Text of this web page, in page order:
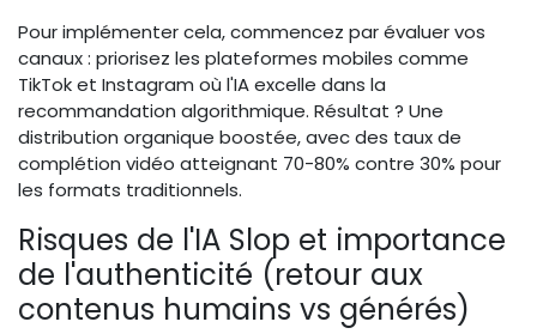
Pour implémenter cela, commencez par évaluer vos
canaux : priorisez les plateformes mobiles comme
TikTok et Instagram où l'IA excelle dans la
recommandation algorithmique. Résultat ? Une
distribution organique boostée, avec des taux de
complétion vidéo atteignant 70-80% contre 30% pour
les formats traditionnels.
Risques de l'IA Slop et importance
de l'authenticité (retour aux
contenus humains vs générés)